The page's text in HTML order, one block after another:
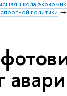
школа
политики